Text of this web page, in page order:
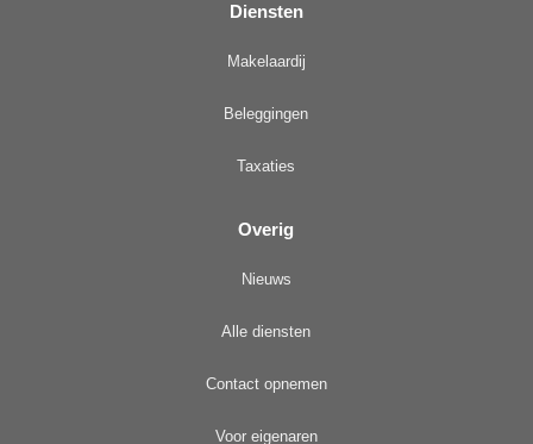
Diensten
Makelaardij
Beleggingen
Taxaties
Overig
Nieuws
Alle diensten
Contact opnemen
Voor eigenaren